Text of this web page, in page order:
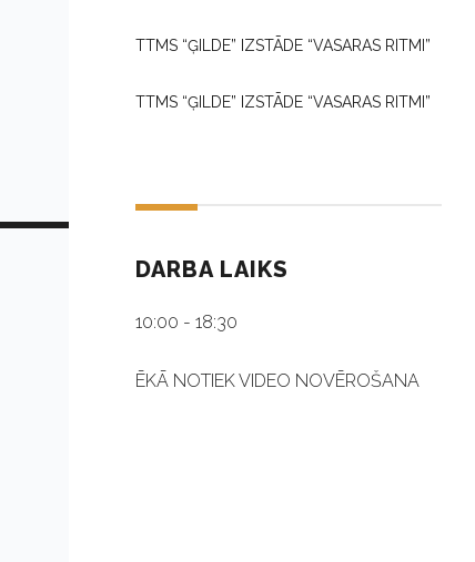
TTMS “ĢILDE” IZSTĀDE “VASARAS RITMI”
TTMS “ĢILDE” IZSTĀDE “VASARAS RITMI”
DARBA LAIKS
10:00 - 18:30
ĒKĀ NOTIEK VIDEO NOVĒROŠANA